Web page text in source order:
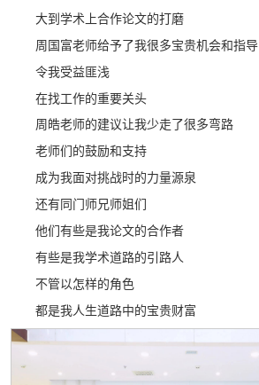
大到学术上合作论文的打磨
周国富老师给予了我很多宝贵机会和指导
令我受益匪浅
在找工作的重要关头
周皓老师的建议让我少走了很多弯路
老师们的鼓励和支持
成为我面对挑战时的力量源泉
还有同门师兄师姐们
他们有些是我论文的合作者
有些是我学术道路的引路人
不管以怎样的角色
都是我人生道路中的宝贵财富